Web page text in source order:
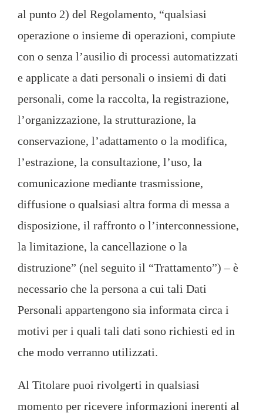
al punto 2) del Regolamento, “qualsiasi
operazione o insieme di operazioni, compiute
con o senza l’ausilio di processi automatizzati
e applicate a dati personali o insiemi di dati
personali, come la raccolta, la registrazione,
l’organizzazione, la strutturazione, la
conservazione, l’adattamento o la modifica,
l’estrazione, la consultazione, l’uso, la
comunicazione mediante trasmissione,
diffusione o qualsiasi altra forma di messa a
disposizione, il raffronto o l’interconnessione,
la limitazione, la cancellazione o la
distruzione” (nel seguito il “Trattamento”) – è
necessario che la persona a cui tali Dati
Personali appartengono sia informata circa i
motivi per i quali tali dati sono richiesti ed in
che modo verranno utilizzati.
Al Titolare puoi rivolgerti in qualsiasi
momento per ricevere informazioni inerenti al